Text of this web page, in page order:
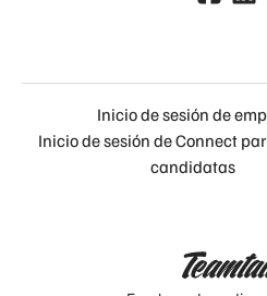
Inicio de sesión de
Inicio de sesión de Connect
candidatas